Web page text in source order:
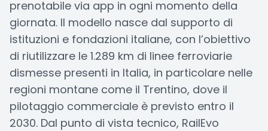
prenotabile via app in ogni momento della
giornata. Il modello nasce dal supporto di
istituzioni e fondazioni italiane, con l’obiettivo
di riutilizzare le 1.289 km di linee ferroviarie
dismesse presenti in Italia, in particolare nelle
regioni montane come il Trentino, dove il
pilotaggio commerciale è previsto entro il
2030. Dal punto di vista tecnico, RailEvo